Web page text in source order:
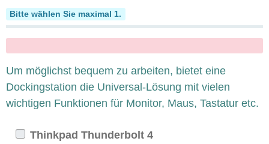
Dockingstation
Bitte wählen Sie maximal 1.
x
Um möglichst bequem zu arbeiten, bietet eine
Dockingstation die Universal-Lösung mit vielen
wichtigen Funktionen für Monitor, Maus, Tastatur etc.
Thinkpad Thunderbolt 4